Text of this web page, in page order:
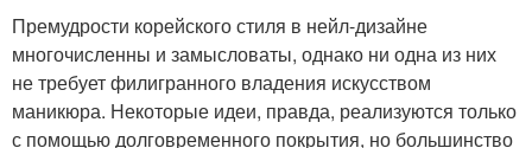
Премудрости корейского стиля в нейл-дизайне
многочисленны и замысловаты, однако ни одна из них
не требует филигранного владения искусством
маникюра. Некоторые идеи, правда, реализуются только
с помощью долговременного покрытия, но большинство